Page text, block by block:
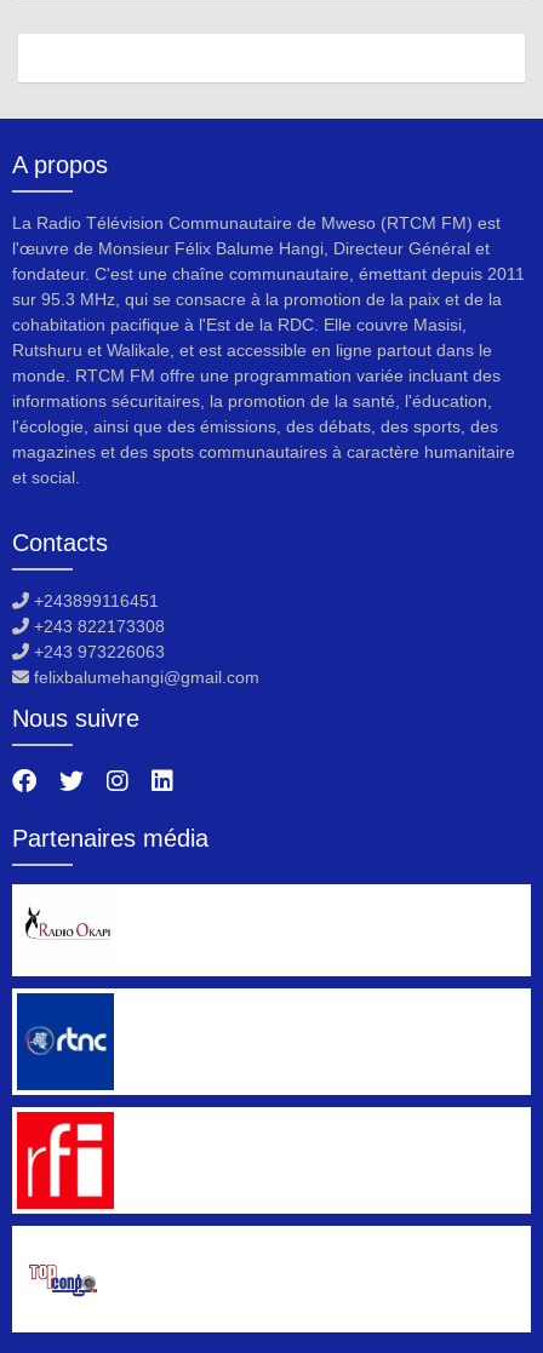
A propos
La Radio Télévision Communautaire de Mweso (RTCM FM) est
l'œuvre de Monsieur Félix Balume Hangi, Directeur Général et
fondateur. C'est une chaîne communautaire, émettant depuis 2011
sur 95.3 MHz, qui se consacre à la promotion de la paix et de la
cohabitation pacifique à l'Est de la RDC. Elle couvre Masisi,
Rutshuru et Walikale, et est accessible en ligne partout dans le
monde. RTCM FM offre une programmation variée incluant des
informations sécuritaires, la promotion de la santé, l'éducation,
l'écologie, ainsi que des émissions, des débats, des sports, des
magazines et des spots communautaires à caractère humanitaire
et social.
Contacts
+243899116451
+243 822173308
+243 973226063
felixbalumehangi@gmail.com
Nous suivre
Partenaires média